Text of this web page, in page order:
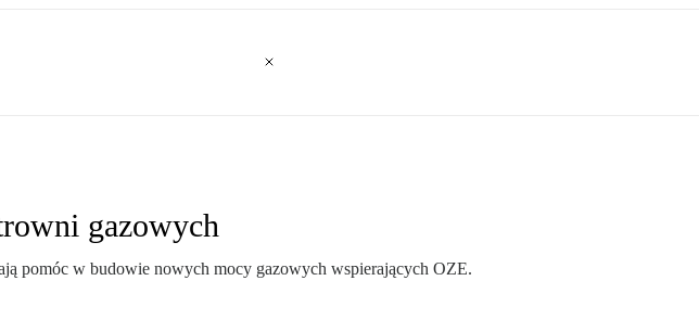
gazowych
pomóc w budowie nowych mocy gazowych wspierających OZE.